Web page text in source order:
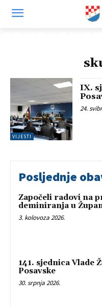
VIJESTI
IX.
24.
Posljednje
Započeli radovi na
deminiranja u
3. kolovoza 2026.
141. sjednica Vlade
Posavske
30. srpnja 2026.